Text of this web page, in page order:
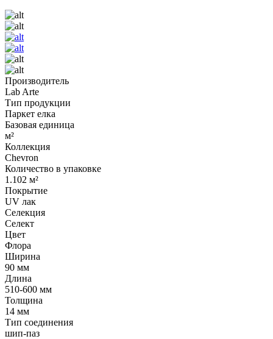
Производитель
Lab Arte
Тип продукции
Паркет елка
Базовая единица
м²
Коллекция
Chevron
Количество в упаковке
1.102 м²
Покрытие
UV лак
Селекция
Селект
Цвет
Флора
Ширина
90 мм
Длина
510-600 мм
Толщина
14 мм
Тип соединения
шип-паз